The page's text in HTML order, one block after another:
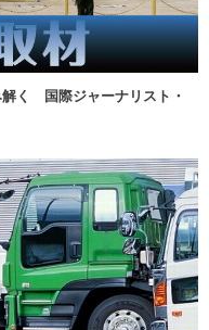
解く 国際ジャーナリスト・